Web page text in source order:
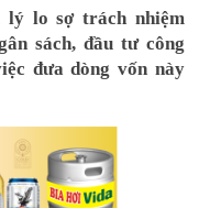
lý lo sợ trách nhiệm
sách, đầu tư công
đưa dòng vốn này